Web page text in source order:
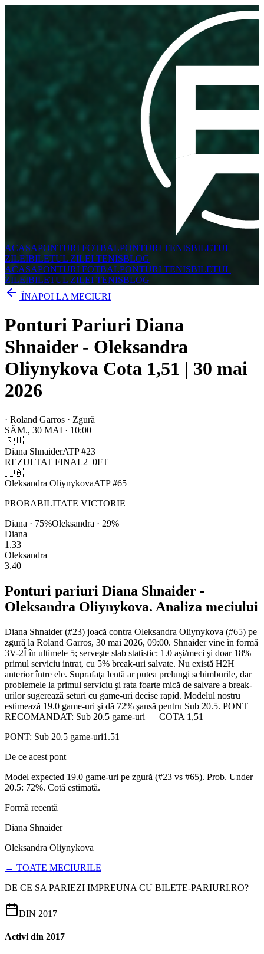
ACASAPONTURI FOTBALPONTURI TENISBILETUL
ZILEIBILETUL ZILEI TENISBLOG
ACASAPONTURI FOTBALPONTURI TENISBILETUL
ZILEIBILETUL ZILEI TENISBLOG
ÎNAPOI LA MECIURI
Ponturi Pariuri Diana
Shnaider - Oleksandra
Oliynykova Cota 1,51 | 30 mai
2026
· Roland Garros · Zgură
SÂM., 30 MAI · 10:00
🇷🇺
Diana ShnaiderATP#23
REZULTAT FINAL2–0FT
🇺🇦
Oleksandra OliynykovaATP#65
PROBABILITATE VICTORIE
Diana · 75%Oleksandra · 29%
Diana
1.33
Oleksandra
3.40
Ponturi pariuri Diana Shnaider -
Oleksandra Oliynykova. Analiza meciului
Diana Shnaider (#23) joacă contra Oleksandra Oliynykova (#65) pe
zgură la Roland Garros, 30 mai 2026, 09:00. Shnaider vine în formă
3V-2Î în ultimele 5; serveşte slab statistic: 1.0 ași/meci şi doar 18%
primul serviciu intrat, cu 5% break-uri salvate. Nu există H2H
anterior între ele. Suprafaţa lentă ar putea prelungi schimburile, dar
problemele la primul serviciu şi rata foarte mică de salvare a break-
urilor sugerează seturi cu game-uri decise rapid. Modelul nostru
estimează 19.0 game-uri şi dă 72% şansă pentru Sub 20.5. PONT
RECOMANDAT: Sub 20.5 game-uri — COTA 1,51
PONT: Sub 20.5 game-uri1.51
De ce acest pont
Model expected 19.0 game-uri pe zgură (#23 vs #65). Prob. Under
20.5: 72%. Cotă estimată.
Formă recentă
Diana Shnaider
Oleksandra Oliynykova
← TOATE MECIURILE
DE CE SA PARIEZI IMPREUNA CU BILETE-PARIURI.RO?
DIN 2017
Activi din 2017